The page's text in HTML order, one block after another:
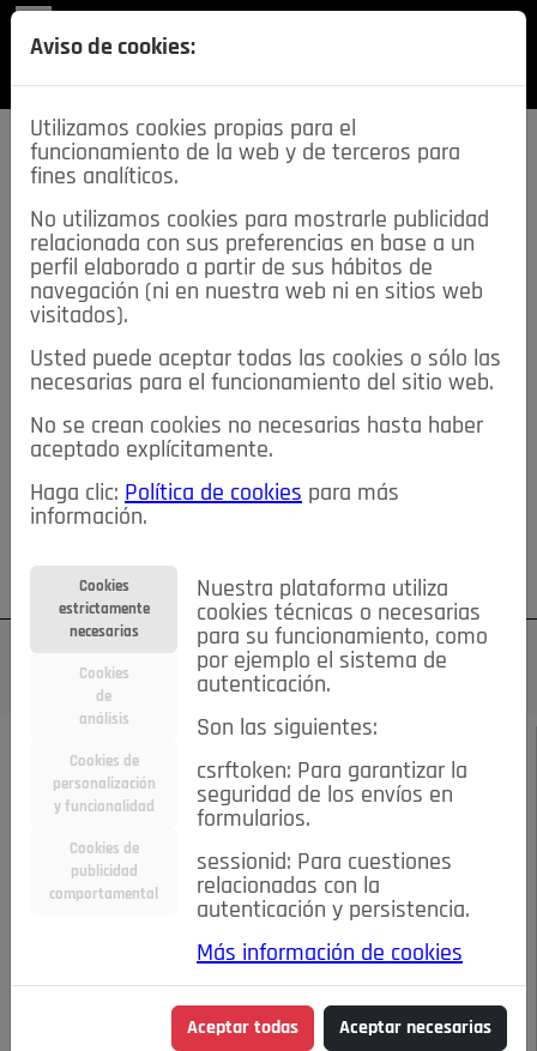
SECCIONES
descarga esta
REVISTA
≡NOTICIAS
NOTICIAS SERVICIOS DE INTERÉS
TABLÓN DE ANUNCIOS MIS ANUNCIOS CONTACTO
NOSOTROS
Su cuenta Regístrese ¿Olvidó su contraseña?
JUNIO 2013 / DEPORTES
Gran final de
temporada
Aviso de cookies:
Utilizamos cookies propias para el
funcionamiento de la web y de terceros para
fines analíticos.
No utilizamos cookies para mostrarle publicidad
relacionada con sus preferencias en base a un
perfil elaborado a partir de sus hábitos de
navegación (ni en nuestra web ni en sitios web
visitados).
Usted puede aceptar todas las cookies o sólo las
necesarias para el funcionamiento del sitio web.
No se crean cookies no necesarias hasta haber
aceptado explícitamente.
Haga clic: Política de cookies para más
información.
Cookies
estrictamente
necesarias
Cookies
de
análisis
Cookies de
personalización
y funcionalidad
Cookies de
publicidad
comportamental
Nuestra plataforma utiliza
cookies técnicas o necesarias
para su funcionamiento, como
por ejemplo el sistema de
autenticación.
Son las siguientes:
csrftoken: Para garantizar la
seguridad de los envíos en
formularios.
sessionid: Para cuestiones
relacionadas con la
autenticación y persistencia.
Más información de cookies
Aceptar todas Aceptar necesarias